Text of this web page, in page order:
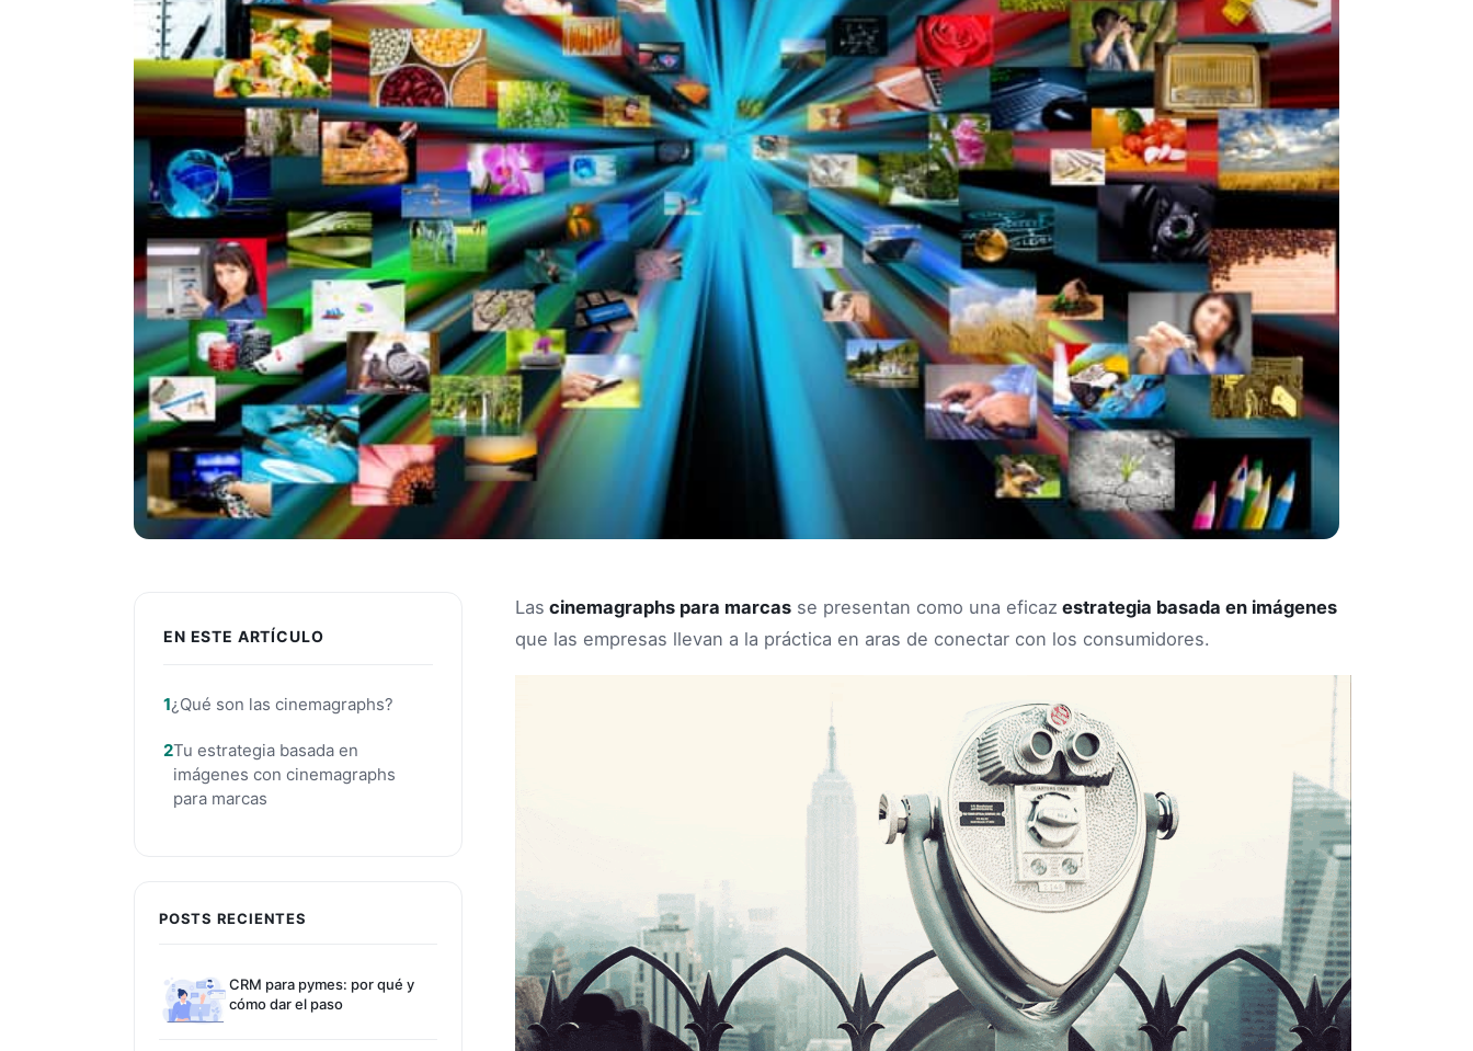
EN ESTE ARTÍCULO
¿Qué son las cinemagraphs?
Tu estrategia basada en
imágenes con cinemagraphs
para marcas
POSTS RECIENTES
CRM para pymes: por qué y
cómo dar el paso
Las cinemagraphs para marcas se presentan como una eficaz estrategia basada en imágenes
que las empresas llevan a la práctica en aras de conectar con los consumidores.